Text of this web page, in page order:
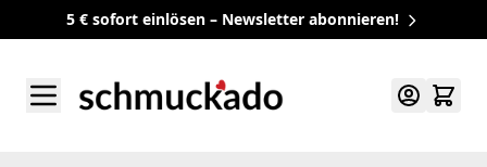
5 € sofort einlösen – Newsletter abonnieren!